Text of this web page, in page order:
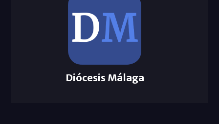
Diócesis Málaga